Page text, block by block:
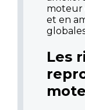
moteur
et en
Les